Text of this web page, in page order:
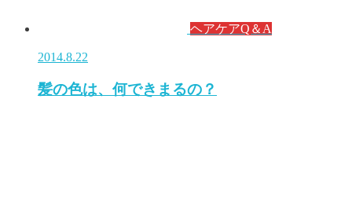
ヘアケアQ＆A
2014.8.22
髪の色は、何できまるの？